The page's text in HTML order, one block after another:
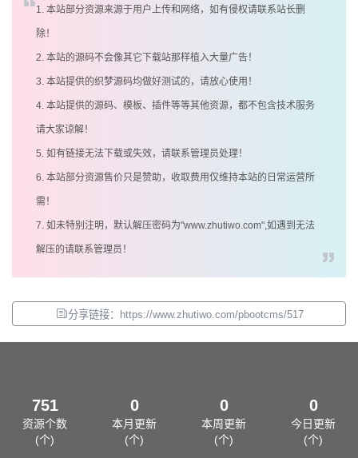
1. 本站部分资源来源于用户上传和网络，如有侵权请联系站长删
除！
2. 本站的源码不会像其它下载站那样植入大量广告！
3. 本站提供的织梦源码均做好测试的，请放心使用！
4. 本站提供的源码、模板、插件等等其他资源，都不包含技术服务
请大家谅解！
5. 如有链接无法下载或失效，请联系管理员处理！
6. 本站部分资源售价只是赞助，收取费用仅维持本站的日常运营所
需！
7. 如未特别注明，默认解压密码为"www.zhutiwo.com",如遇到无法
解压的请联系管理员！
分享链接：https://www.zhutiwo.com/pbootcms/517
751
资源个数
(个)
0
本月更新
(个)
0
本周更新
(个)
0
今日更新
(个)